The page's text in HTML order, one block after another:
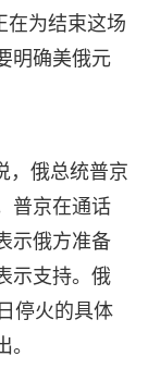
在为结束这场
明确美俄元
，俄总统普京
普京在通话
示俄方准备
示支持。俄
停火的具体